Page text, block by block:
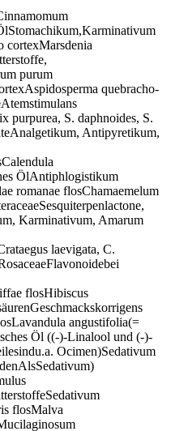
cortexMarsdenia
purum
quebracho-
purpurea, S. daphnoides, S.
Antipyretikum,
ÖlAntiphlogistikum
romanae flosChamaemelum
Karminativum, Amarum
laevigata, C.
flosHibiscus
angustifolia(=
Öl ((-)-Linalool und (-)-
Ocimen)Sedativum
flosMalva